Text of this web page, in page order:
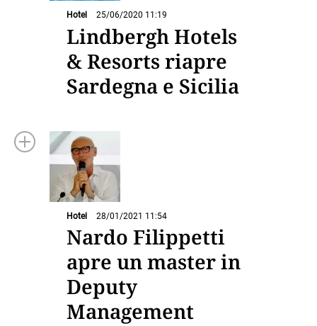
Hotel 25/06/2020 11:19
Lindbergh Hotels
& Resorts riapre
Sardegna e Sicilia
Hotel 28/01/2021 11:54
Nardo Filippetti
apre un master in
Deputy
Management